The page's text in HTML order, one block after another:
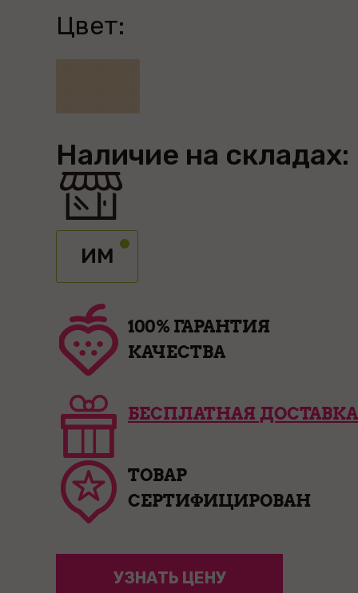
Цвет:
Наличие на складах:
ИМ
100% ГАРАНТИЯ
КАЧЕСТВА
БЕСПЛАТНАЯ ДОСТАВКА
ТОВАР
СЕРТИФИЦИРОВАН
УЗНАТЬ ЦЕНУ